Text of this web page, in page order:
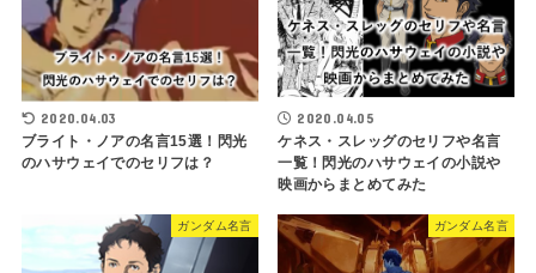
2020.04.03
ブライト・ノアの名言15選！閃光
のハサウェイでのセリフは？
2020.04.05
ケネス・スレッグのセリフや名言
一覧！閃光のハサウェイの小説や
映画からまとめてみた
ガンダム名言 ガンダム名言